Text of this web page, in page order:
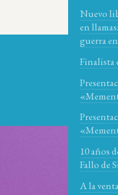
Nuevo
en
guerra
Finalista
10 años
Fallo de
A la